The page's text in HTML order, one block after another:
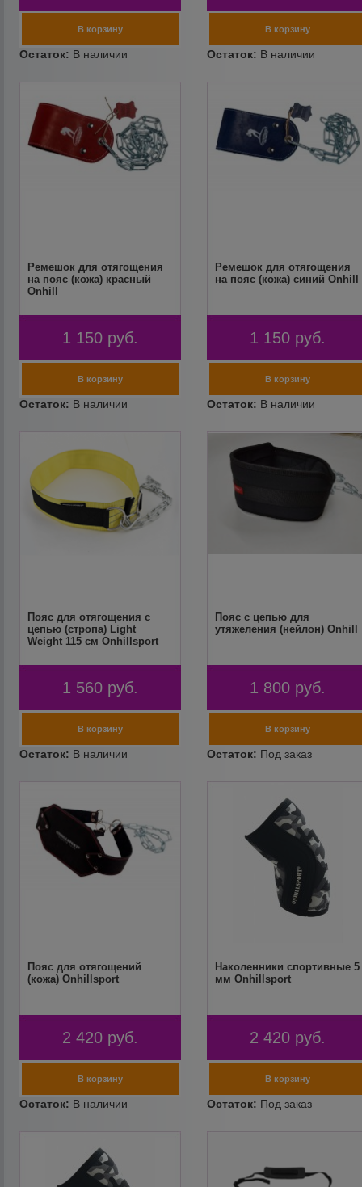
Ремешок для отягощения
на пояс (кожа) красный
Onhill
1 150 руб.
Ремешок для отягощения
на пояс (кожа) синий Onhill
1 150 руб.
Пояс для отягощения с
цепью (стропа) Light
Weight 115 см Onhillsport
1 560 руб.
Пояс с цепью для
утяжеления (нейлон) Onhill
1 800 руб.
Пояс для отягощений
(кожа) Onhillsport
2 420 руб.
Наколенники спортивные 5
мм Onhillsport
2 420 руб.